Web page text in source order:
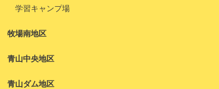
学習キャンプ場
牧場南地区
青山中央地区
青山ダム地区